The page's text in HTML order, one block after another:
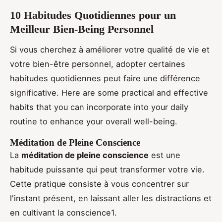
10 Habitudes Quotidiennes pour un
Meilleur Bien-Being Personnel
Si vous cherchez à améliorer votre qualité de vie et
votre bien-être personnel, adopter certaines
habitudes quotidiennes peut faire une différence
significative. Here are some practical and effective
habits that you can incorporate into your daily
routine to enhance your overall well-being.
Méditation de Pleine Conscience
La méditation de pleine conscience est une
habitude puissante qui peut transformer votre vie.
Cette pratique consiste à vous concentrer sur
l'instant présent, en laissant aller les distractions et
en cultivant la conscience1.